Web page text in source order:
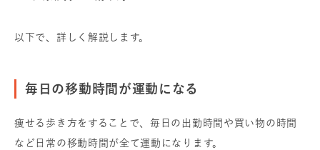
以下で、詳しく解説します。
毎日の移動時間が運動になる
痩せる歩き方をすることで、毎日の出勤時間や買い物の時間
など日常の移動時間が全て運動になります。